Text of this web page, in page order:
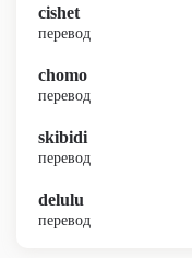
cishet
перевод
chomo
перевод
skibidi
перевод
delulu
перевод